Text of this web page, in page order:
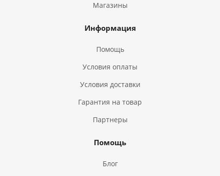
Магазины
Информация
Помощь
Условия оплаты
Условия доставки
Гарантия на товар
Партнеры
Помощь
Блог